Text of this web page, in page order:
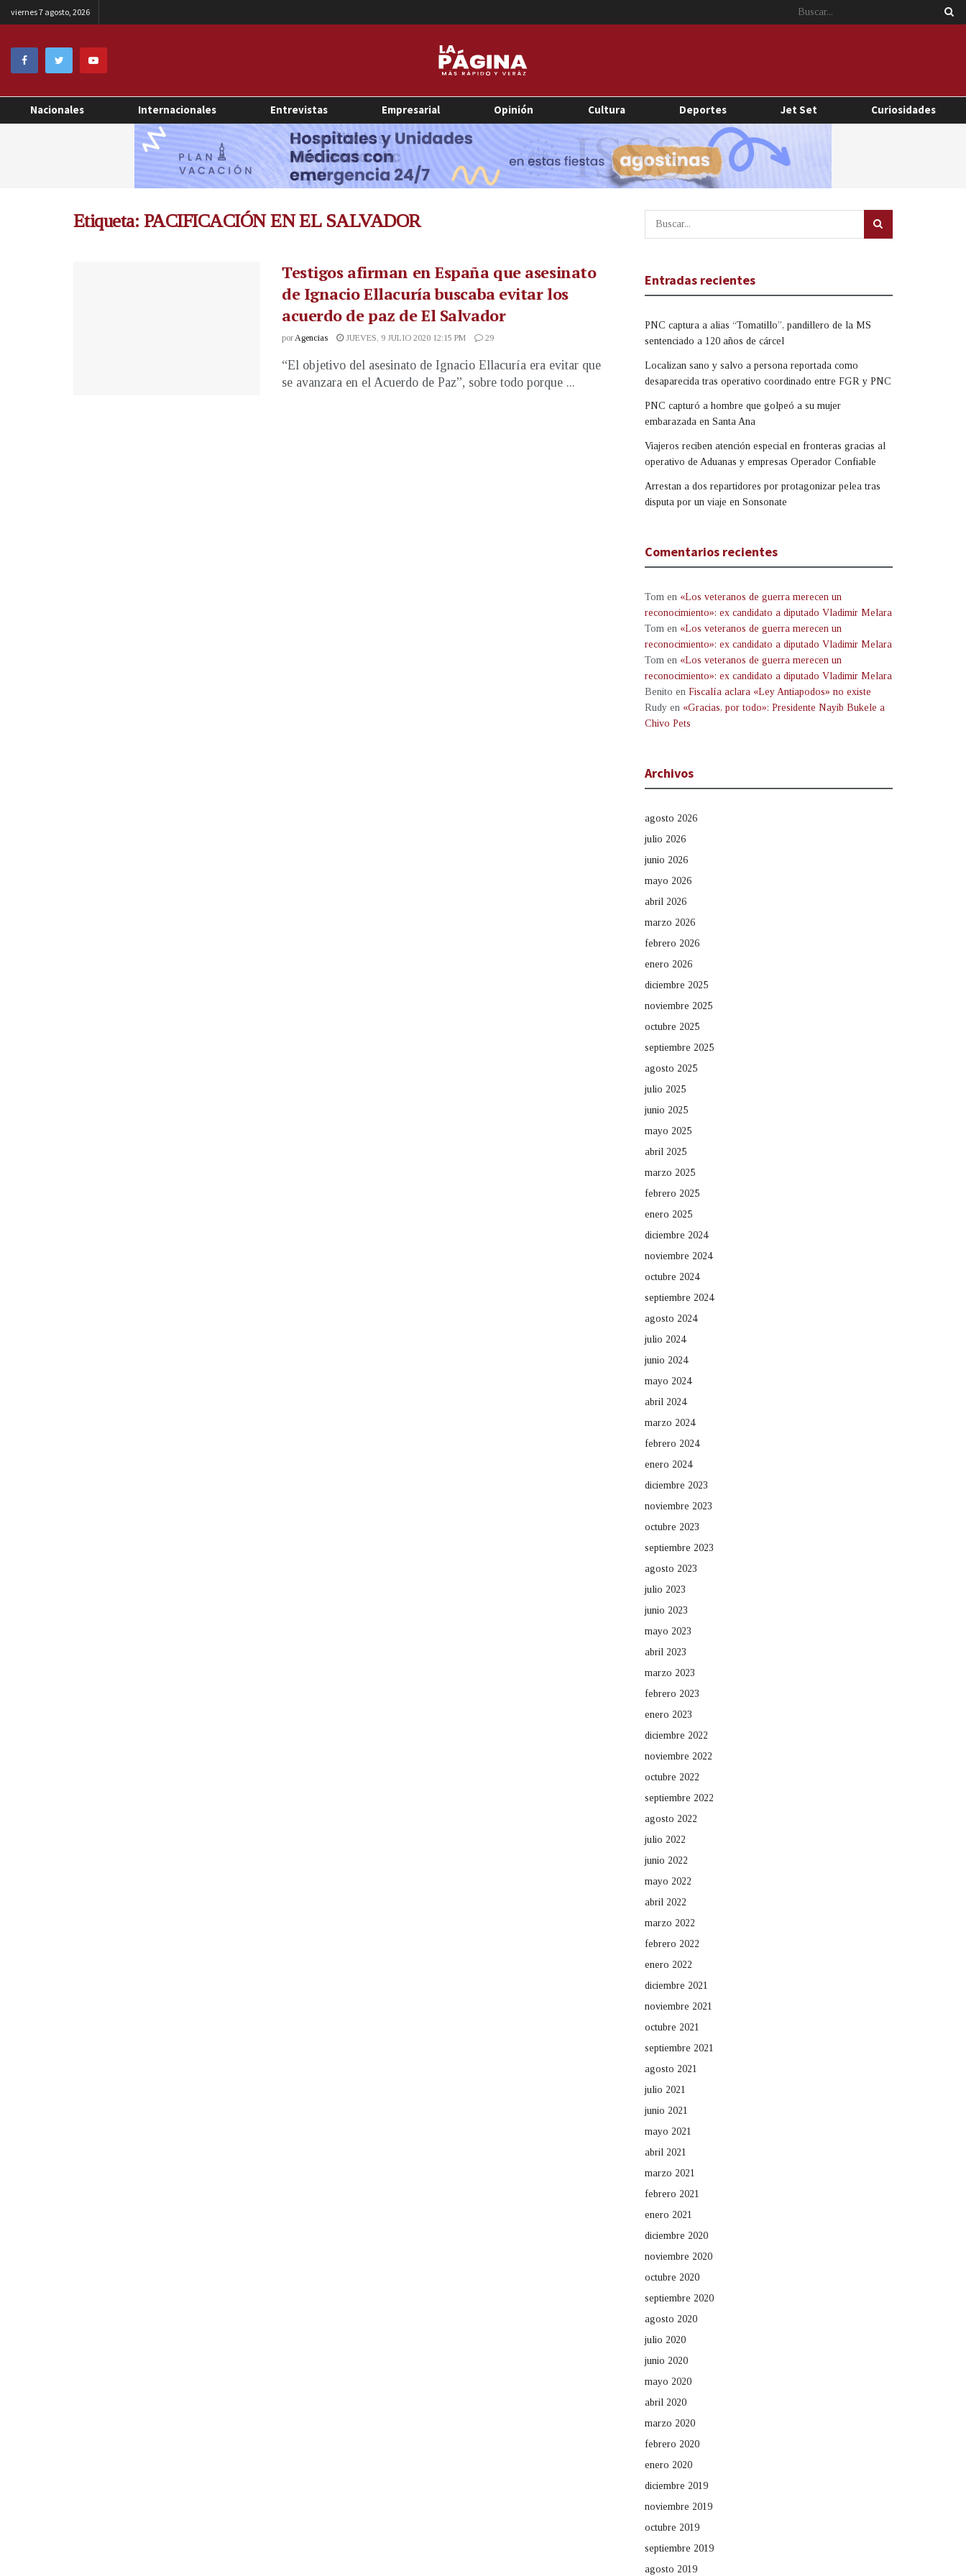
viernes 7 agosto, 2026
Nacionales Internacionales Entrevistas Empresarial Opinión Cultura Deportes Jet Set Curiosidades
Etiqueta: PACIFICACIÓN EN EL SALVADOR
Testigos afirman en España que asesinato
de Ignacio Ellacuría buscaba evitar los
acuerdo de paz de El Salvador
porAgencias JUEVES, 9 JULIO 2020 12:15 PM 29
“El objetivo del asesinato de Ignacio Ellacuría era evitar que
se avanzara en el Acuerdo de Paz”, sobre todo porque ...
Entradas recientes
PNC captura a alias “Tomatillo”, pandillero de la MS
sentenciado a 120 años de cárcel
Localizan sano y salvo a persona reportada como
desaparecida tras operativo coordinado entre FGR y PNC
PNC capturó a hombre que golpeó a su mujer
embarazada en Santa Ana
Viajeros reciben atención especial en fronteras gracias al
operativo de Aduanas y empresas Operador Confiable
Arrestan a dos repartidores por protagonizar pelea tras
disputa por un viaje en Sonsonate
Comentarios recientes
Tom en «Los veteranos de guerra merecen un
reconocimiento»: ex candidato a diputado Vladimir Melara
Tom en «Los veteranos de guerra merecen un
reconocimiento»: ex candidato a diputado Vladimir Melara
Tom en «Los veteranos de guerra merecen un
reconocimiento»: ex candidato a diputado Vladimir Melara
Benito en Fiscalía aclara «Ley Antiapodos» no existe
Rudy en «Gracias, por todo»: Presidente Nayib Bukele a
Chivo Pets
Archivos
agosto 2026
julio 2026
junio 2026
mayo 2026
abril 2026
marzo 2026
febrero 2026
enero 2026
diciembre 2025
noviembre 2025
octubre 2025
septiembre 2025
agosto 2025
julio 2025
junio 2025
mayo 2025
abril 2025
marzo 2025
febrero 2025
enero 2025
diciembre 2024
noviembre 2024
octubre 2024
septiembre 2024
agosto 2024
julio 2024
junio 2024
mayo 2024
abril 2024
marzo 2024
febrero 2024
enero 2024
diciembre 2023
noviembre 2023
octubre 2023
septiembre 2023
agosto 2023
julio 2023
junio 2023
mayo 2023
abril 2023
marzo 2023
febrero 2023
enero 2023
diciembre 2022
noviembre 2022
octubre 2022
septiembre 2022
agosto 2022
julio 2022
junio 2022
mayo 2022
abril 2022
marzo 2022
febrero 2022
enero 2022
diciembre 2021
noviembre 2021
octubre 2021
septiembre 2021
agosto 2021
julio 2021
junio 2021
mayo 2021
abril 2021
marzo 2021
febrero 2021
enero 2021
diciembre 2020
noviembre 2020
octubre 2020
septiembre 2020
agosto 2020
julio 2020
junio 2020
mayo 2020
abril 2020
marzo 2020
febrero 2020
enero 2020
diciembre 2019
noviembre 2019
octubre 2019
septiembre 2019
agosto 2019